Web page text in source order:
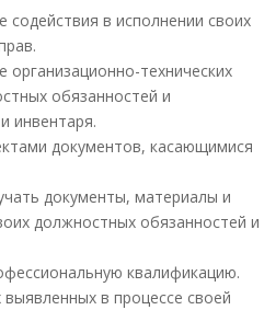
в исполнении своих
технических
обязанностей и
инвентаря.
документов, касающимися
документы, материалы и
должностных обязанностей и
квалификацию.
в процессе своей